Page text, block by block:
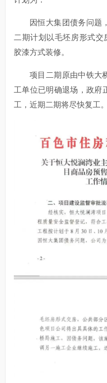
因恒大集团债务问题
二期计划以毛坯房形式
胶漆方式装修。
项目二期原由中铁大
工单位已明确退场，政府
工，近期二期将尽快复工。